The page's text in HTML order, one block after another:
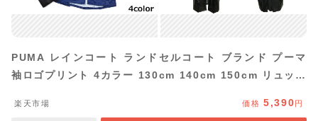
PUMA レインコート ランドセルコート ブランド プーマ
袖ロゴプリント 4カラー 130cm 140cm 150cm リュック
中学生 遠足
楽天市場 価格 5,390円